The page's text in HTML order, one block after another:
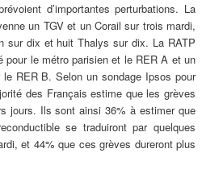
d’importantes perturbations. La
un TGV et un Corail sur trois mardi,
sur dix et huit Thalys sur dix. La RATP
pour le métro parisien et le RER A et un
RER B. Selon un sondage Ipsos pour
des Français estime que les grèves
jours. Ils sont ainsi 36% à estimer que
se traduiront par quelques
et 44% que ces grèves dureront plus